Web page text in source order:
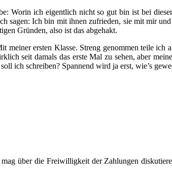
Worin ich eigentlich nicht so gut bin ist bei
sagen: Ich bin mit ihnen zufrieden, sie mit mir
Gründen, also ist das abgehakt.
ersten Klasse. Streng genommen teile
seit damals das erste Mal zu sehen, aber
ich schreiben? Spannend wird ja erst, wie’s
über die Freiwilligkeit der Zahlungen